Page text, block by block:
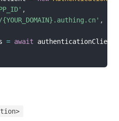
,
,
= await authenticationClient